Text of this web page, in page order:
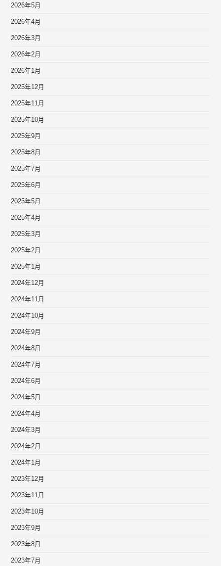
2026年5月
2026年4月
2026年3月
2026年2月
2026年1月
2025年12月
2025年11月
2025年10月
2025年9月
2025年8月
2025年7月
2025年6月
2025年5月
2025年4月
2025年3月
2025年2月
2025年1月
2024年12月
2024年11月
2024年10月
2024年9月
2024年8月
2024年7月
2024年6月
2024年5月
2024年4月
2024年3月
2024年2月
2024年1月
2023年12月
2023年11月
2023年10月
2023年9月
2023年8月
2023年7月